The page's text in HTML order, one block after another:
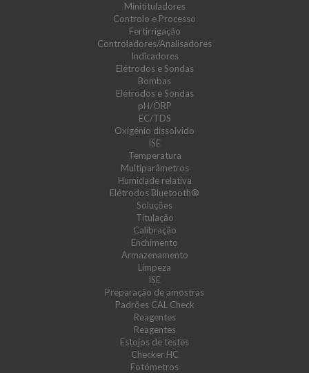
Minitituladores
Controlo e Processo
Fertirrigação
Controladores/Analisadores
Indicadores
Elétrodos e Sondas
Bombas
Elétrodos e Sondas
pH/ORP
EC/TDS
Oxigénio dissolvido
ISE
Temperatura
Multiparâmetros
Humidade relativa
Elétrodos Bluetooth®
Soluções
Titulação
Calibração
Enchimento
Armazenamento
Limpeza
ISE
Preparação de amostras
Padrões CAL Check
Reagentes
Reagentes
Estojos de testes
Checker HC
Fotómetros